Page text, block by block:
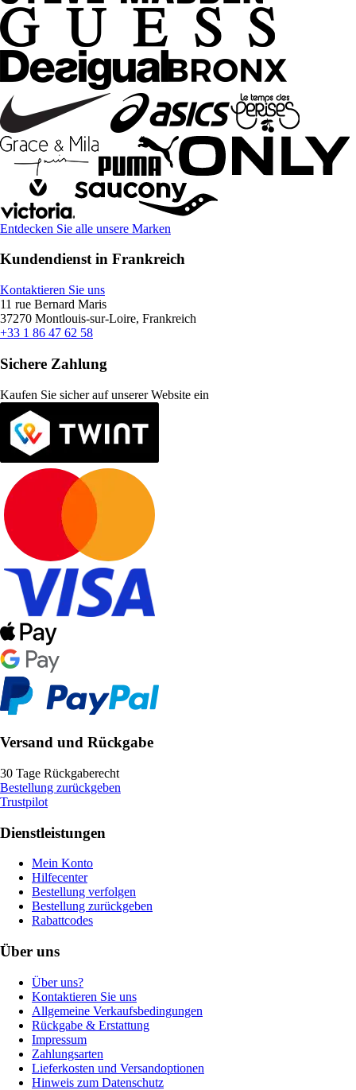
Entdecken Sie alle unsere Marken
Kundendienst in Frankreich
Kontaktieren Sie uns
11 rue Bernard Maris
37270 Montlouis-sur-Loire, Frankreich
+33 1 86 47 62 58
Sichere Zahlung
Kaufen Sie sicher auf unserer Website ein
Versand und Rückgabe
30 Tage Rückgaberecht
Bestellung zurückgeben
Trustpilot
Dienstleistungen
Mein Konto
Hilfecenter
Bestellung verfolgen
Bestellung zurückgeben
Rabattcodes
Über uns
Über uns?
Kontaktieren Sie uns
Allgemeine Verkaufsbedingungen
Rückgabe & Erstattung
Impressum
Zahlungsarten
Lieferkosten und Versandoptionen
Hinweis zum Datenschutz